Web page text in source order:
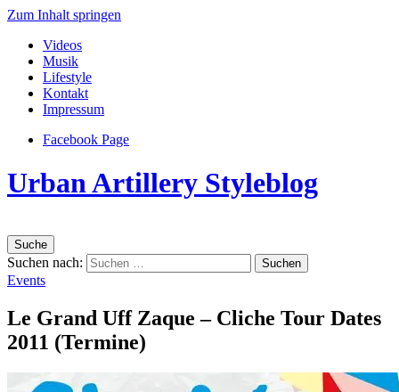
Zum Inhalt springen
Videos
Musik
Lifestyle
Kontakt
Impressum
Facebook Page
Urban Artillery Styleblog
Suche
Suchen nach:
Events
Le Grand Uff Zaque – Cliche Tour Dates
2011 (Termine)